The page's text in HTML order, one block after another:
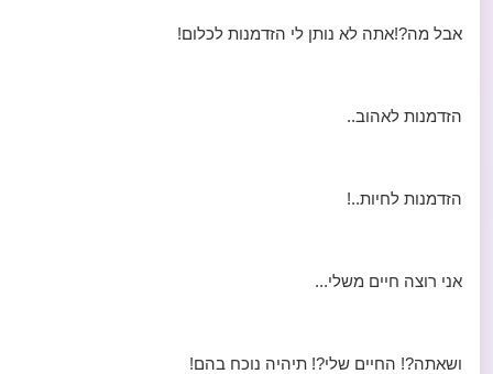
אבל מה?!אתה לא נותן לי הזדמנות לכלום!
הזדמנות לאהוב..
הזדמנות לחיות..!
אני רוצה חיים משלי...
ושאתה?! החיים שלי?! תיהיה נוכח בהם!